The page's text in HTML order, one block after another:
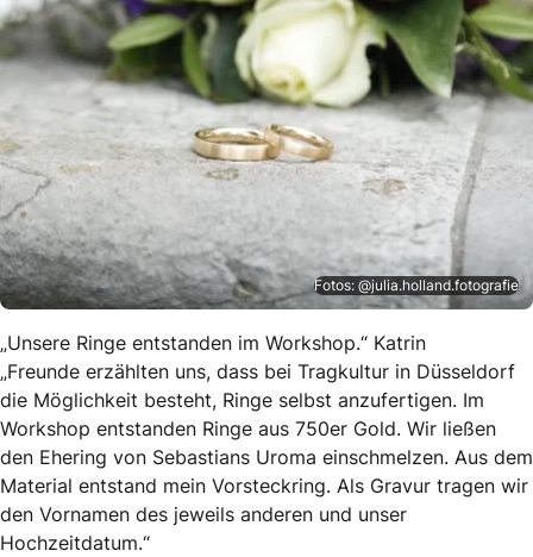
Fotos: @julia.holland.fotografie
„Unsere Ringe entstanden im Workshop.“ Katrin
„Freunde erzählten uns, dass bei Tragkultur in Düsseldorf
die Möglichkeit besteht, Ringe selbst anzufertigen. Im
Workshop entstanden Ringe aus 750er Gold. Wir ließen
den Ehering von Sebastians Uroma einschmelzen. Aus dem
Material entstand mein Vorsteckring. Als Gravur tragen wir
den Vornamen des jeweils anderen und unser
Hochzeitdatum.“